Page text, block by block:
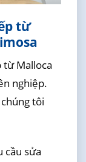
từ
từ Malloca
nghiệp.
tôi
cầu sửa